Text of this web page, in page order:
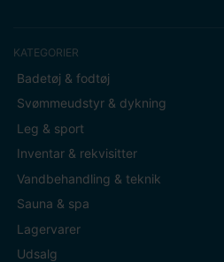
KATEGORIER
Badetøj & fodtøj
Svømmeudstyr & dykning
Leg & sport
Inventar & rekvisitter
Vandbehandling & teknik
Sauna & spa
Lagervarer
Udsalg